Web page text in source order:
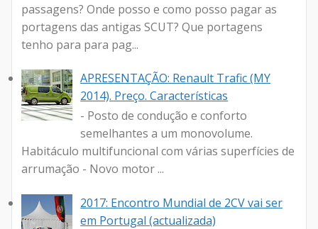
passagens? Onde posso e como posso pagar as
portagens das antigas SCUT? Que portagens
tenho para para pag...
APRESENTAÇÃO: Renault Trafic (MY
2014). Preço. Características
- Posto de condução e conforto
semelhantes a um monovolume.
Habitáculo multifuncional com várias superfícies de
arrumação - Novo motor ...
2017: Encontro Mundial de 2CV vai ser
em Portugal (actualizada)